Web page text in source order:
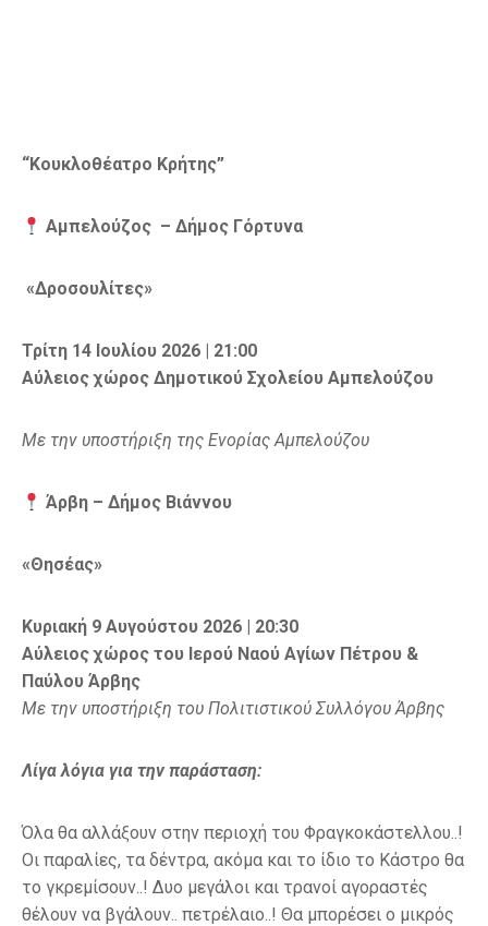
“Κουκλοθέατρο Κρήτης”
Αμπελούζος – Δήμος Γόρτυνα
«Δροσουλίτες»
Τρίτη 14 Ιουλίου 2026 | 21:00
Αύλειος χώρος Δημοτικού Σχολείου Αμπελούζου
Με την υποστήριξη της Ενορίας Αμπελούζου
Άρβη – Δήμος Βιάννου
«Θησέας»
Κυριακή 9 Αυγούστου 2026 | 20:30
Αύλειος χώρος του Ιερού Ναού Αγίων Πέτρου &
Παύλου Άρβης
Με την υποστήριξη του Πολιτιστικού Συλλόγου Άρβης
Λίγα λόγια για την παράσταση:
Όλα θα αλλάξουν στην περιοχή του Φραγκοκάστελλου..!
Οι παραλίες, τα δέντρα, ακόμα και το ίδιο το Κάστρο θα
το γκρεμίσουν..! Δυο μεγάλοι και τρανοί αγοραστές
θέλουν να βγάλουν.. πετρέλαιο..! Θα μπορέσει ο μικρός